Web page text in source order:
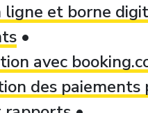
ligne et borne
avec
des paiements